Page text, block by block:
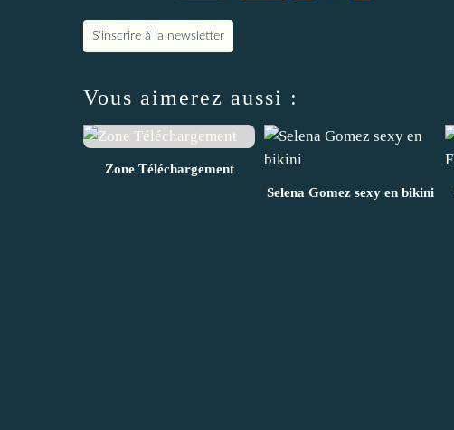
S'inscrire à la newsletter
Vous aimerez aussi :
Zone Téléchargement
Selena Gomez sexy en bikini